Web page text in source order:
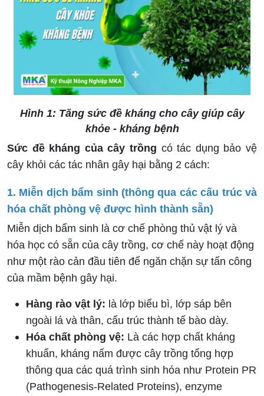
Hình 1: Tăng sức đề kháng cho cây giúp cây
khỏe - kháng bệnh
Sức đề kháng của cây trồng có tác dụng bảo vệ
cây khỏi các tác nhân gây hại bằng 2 cách:
1. Miễn dịch bẩm sinh (thông qua các cấu trúc và
hóa chất phòng vệ được hình thành sẵn)
Miễn dịch bẩm sinh là cơ chế phòng thủ vật lý và
hóa học có sẵn của cây trồng, cơ chế này hoạt động
như một rào cản đầu tiên để ngăn chặn sự tấn công
của mầm bệnh gây hại.
Hàng rào vật lý: là lớp biểu bì, lớp sáp bên
ngoài lá và thân, cấu trúc thành tế bào dày.
Hóa chất phòng vệ: Là các hợp chất kháng
khuẩn, kháng nấm được cây trồng tổng hợp
thông qua các quá trình sinh hóa như Protein PR
(Pathogenesis-Related Proteins), enzyme